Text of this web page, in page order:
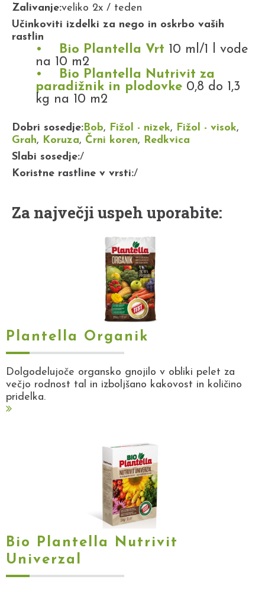
Zalivanje:veliko 2x / teden
Učinkoviti izdelki za nego in oskrbo vaših
rastlin
Bio Plantella Vrt 10 ml/1 l vode
na 10 m2
Bio Plantella Nutrivit za
paradižnik in plodovke 0,8 do 1,3
kg na 10 m2
Dobri sosedje:Bob, Fižol - nizek, Fižol - visok,
Grah, Koruza, Črni koren, Redkvica
Slabi sosedje:/
Koristne rastline v vrsti:/
Za največji uspeh uporabite:
Plantella Organik
Dolgodelujoče organsko gnojilo v obliki pelet za
večjo rodnost tal in izboljšano kakovost in količino
pridelka.
Bio Plantella Nutrivit
Univerzal